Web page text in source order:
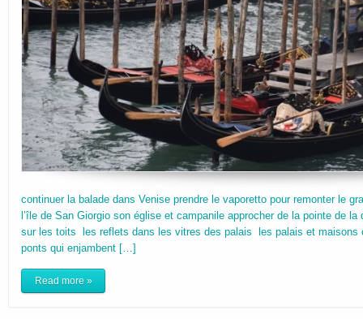
continuer la balade dans Venise prendre le vaporetto pour remonter le
l’île de San Giorgio son église et campanile approcher de la pointe de
sur les toits les reflets dans les vitres des palais les palais et maisons
ponts qui enjambent […]
Read more »